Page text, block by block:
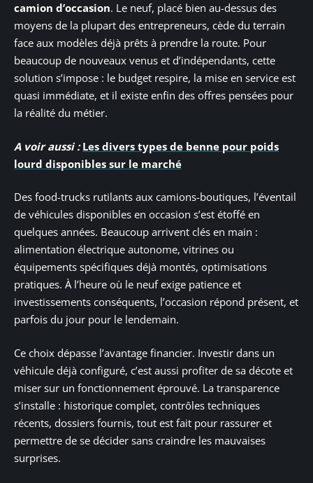
camion d’occasion. Le neuf, placé bien au-dessus des
moyens de la plupart des entrepreneurs, cède du terrain
face aux modèles déjà prêts à prendre la route. Pour
beaucoup de nouveaux venus et d’indépendants, cette
solution s’impose : le budget respire, la mise en service est
quasi immédiate, et il existe enfin des offres pensées pour
la réalité du métier.
A voir aussi : Les divers types de benne pour poids
lourd disponibles sur le marché
Des food-trucks rutilants aux camions-boutiques, l’éventail
de véhicules disponibles en occasion s’est étoffé en
quelques années. Beaucoup arrivent clés en main :
alimentation électrique autonome, vitrines ou
équipements spécifiques déjà montés, optimisations
pratiques. À l’heure où le neuf exige patience et
investissements conséquents, l’occasion répond présent, et
parfois du jour pour le lendemain.
Ce choix dépasse l’avantage financier. Investir dans un
véhicule déjà configuré, c’est aussi profiter de sa décote et
miser sur un fonctionnement éprouvé. La transparence
s’installe : historique complet, contrôles techniques
récents, dossiers fournis, tout est fait pour rassurer et
permettre de se décider sans craindre les mauvaises
surprises.